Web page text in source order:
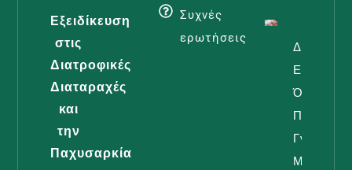
Εξειδίκευση
στις
Διατροφικές
Διαταραχές
και
την
Παχυσαρκία
Συχνές
ερωτήσεις
Διατροφή
Όλα Όσα
Πρέπει
Γνωρίζει